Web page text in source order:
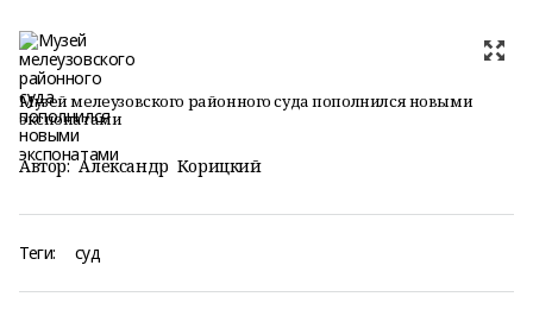
Музей мелеузовского районного суда пополнился новыми
экспонатами
Автор: Александр Корицкий
Теги: суд